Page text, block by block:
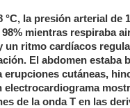
la presión arterial de
mientras respiraba
un ritmo cardíacos
El abdomen estaba
cutáneas,
de la onda T en las